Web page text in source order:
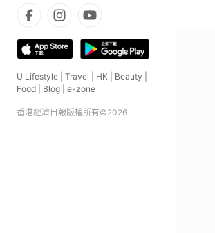
U Lifestyle Travel HK Beauty
Food
Blog e-zone
香港經濟日報版權所有©2026